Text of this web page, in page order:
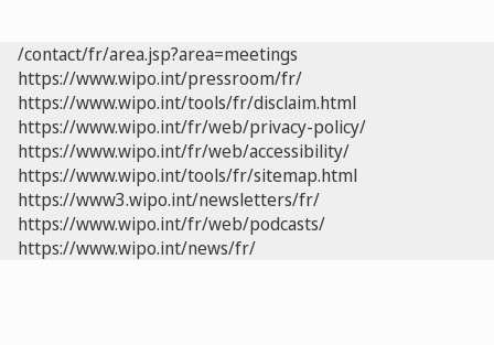
/contact/fr/area.jsp?area=meetings
https://www.wipo.int/pressroom/fr/
https://www.wipo.int/tools/fr/disclaim.html
https://www.wipo.int/fr/web/privacy-policy/
https://www.wipo.int/fr/web/accessibility/
https://www.wipo.int/tools/fr/sitemap.html
https://www3.wipo.int/newsletters/fr/
https://www.wipo.int/fr/web/podcasts/
https://www.wipo.int/news/fr/